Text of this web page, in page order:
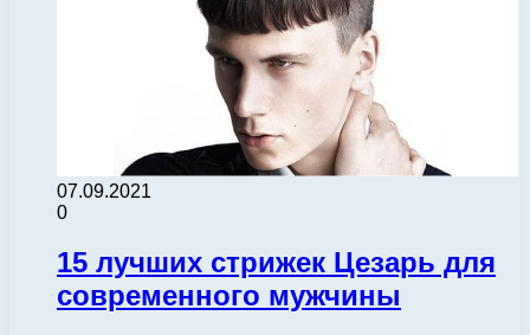
07.09.2021
0
15 лучших стрижек Цезарь для
современного мужчины